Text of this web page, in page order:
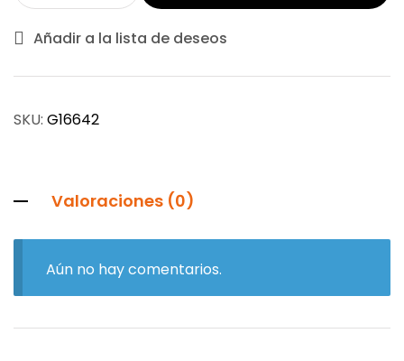
Añadir a la lista de deseos
SKU: G16642
Valoraciones (0)
Aún no hay comentarios.